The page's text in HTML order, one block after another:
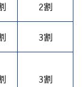
2割
3割
3割